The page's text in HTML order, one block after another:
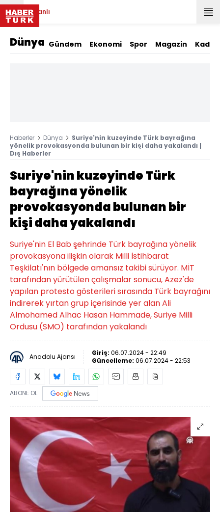
Canlı
Dünya Gündem Ekonomi Spor Magazin Kadın
Haberler Dünya
Suriye'nin kuzeyinde Türk bayrağına
yönelik provokasyonda bulunan bir kişi daha yakalandı |
Dış Haberler
Suriye'nin kuzeyinde Türk
bayrağına yönelik
provokasyonda bulunan bir
kişi daha yakalandı
Suriye'nin El Bab şehrinde Türk bayrağına yönelik
provokasyona ilişkin olarak Milli İstihbarat
Teşkilatı'nın bölgede amansız takibi sürüyor. MİT
tarafından yürütülen çalışmalar sonucu, Azez'de
yapılan protesto gösterileri sırasında Türk bayrağını
indirerek yırtan grup içerisinde yer alan Ali
Almohamed Alhac Hasan Hammade, Suriye Milli
Ordusu (SMO) tarafından yakalandı
Anadolu Ajansı Giriş: 06.07.2024 - 22:49
Güncelleme: 06.07.2024 - 22:53
ABONE OL